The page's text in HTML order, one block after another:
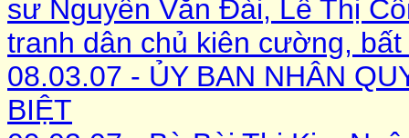
sư Nguyễn Văn Đài, Lê Thị
tranh dân chủ kiên cường,
08.03.07 - ỦY BAN NHÂN
BIỆT